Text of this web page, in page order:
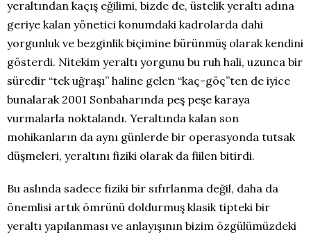
yeraltından kaçış eğilimi, bizde de, üstelik yeraltı adına
geriye kalan yönetici konumdaki kadrolarda dahi
yorgunluk ve bezginlik biçimine bürünmüş olarak kendini
gösterdi. Nitekim yeraltı yorgunu bu ruh hali, uzunca bir
süredir “tek uğraşı” haline gelen “kaç-göç”ten de iyice
bunalarak 2001 Sonbaharında peş peşe karaya
vurmalarla noktalandı. Yeraltında kalan son
mohikanların da aynı günlerde bir operasyonda tutsak
düşmeleri, yeraltını fiziki olarak da fiilen bitirdi.
Bu aslında sadece fiziki bir sıfırlanma değil, daha da
önemlisi artık ömrünü doldurmuş klasik tipteki bir
yeraltı yapılanması ve anlayışının bizim özgülümüzdeki